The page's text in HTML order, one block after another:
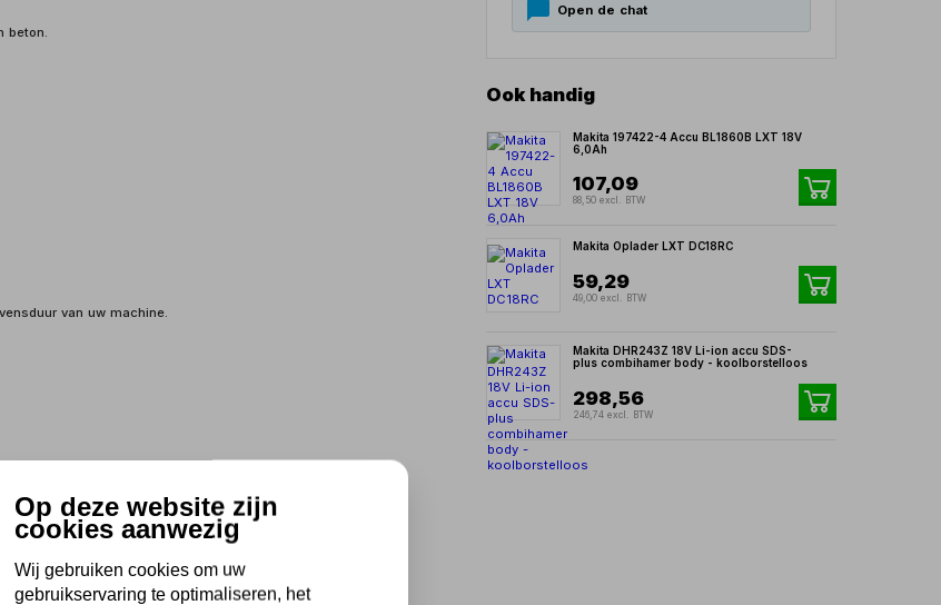
beton.
van uw machine.
Open de chat
Ook handig
Makita 197422-4 Accu BL1860B LXT 18V
6,0Ah
107,09
88,50 excl. BTW
Makita Oplader LXT DC18RC
59,29
49,00 excl. BTW
Makita DHR243Z 18V Li-ion accu SDS-
plus combihamer body - koolborstelloos
298,56
246,74 excl. BTW
Op deze website zijn
cookies aanwezig
Wij gebruiken cookies om uw
gebruikservaring te optimaliseren, het